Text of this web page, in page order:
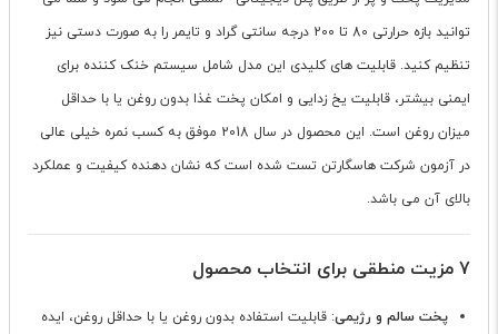
توانید بازه حرارتی 80 تا 200 درجه سانتی گراد و تایمر را به صورت دستی نیز
تنظیم کنید. قابلیت های کلیدی این مدل شامل سیستم خنک کننده برای
ایمنی بیشتر، قابلیت یخ زدایی و امکان پخت غذا بدون روغن یا با حداقل
میزان روغن است. این محصول در سال 2018 موفق به کسب نمره خیلی عالی
در آزمون شرکت هاسگارتن تست شده است که نشان دهنده کیفیت و عملکرد
بالای آن می باشد.
7 مزیت منطقی برای انتخاب محصول
پخت سالم و رژیمی: قابلیت استفاده بدون روغن یا با حداقل روغن، ایده